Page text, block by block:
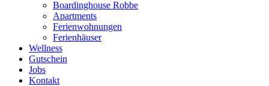
Boardinghouse Robbe
Apartments
Ferienwohnungen
Ferienhäuser
Wellness
Gutschein
Jobs
Kontakt